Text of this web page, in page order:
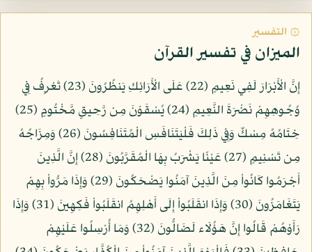
۞ التفسير
الميزان في تفسير القرآن
إِنَّ الْأَبْرَارَ لَفِي نَعِيمٍ (22) عَلَى الْأَرَائِكِ يَنظُرُونَ (23) تَعْرِفُ فِي
وُجُوهِهِمْ نَضْرَةَ النَّعِيمِ (24) يُسْقَوْنَ مِن رَّحِيقٍ مَّخْتُومٍ (25)
خِتَامُهُ مِسْكٌ وَفِي ذَلِكَ فَلْيَتَنَافَسِ الْمُتَنَافِسُونَ (26) وَمِزَاجُهُ
مِن تَسْنِيمٍ (27) عَيْنًا يَشْرَبُ بِهَا الْمُقَرَّبُونَ (28) إِنَّ الَّذِينَ
أَجْرَمُوا كَانُواْ مِنَ الَّذِينَ آمَنُوا يَضْحَكُونَ (29) وَإِذَا مَرُّواْ بِهِمْ
يَتَغَامَزُونَ (30) وَإِذَا انقَلَبُواْ إِلَى أَهْلِهِمُ انقَلَبُواْ فَكِهِينَ (31) وَإِذَا
رَأَوْهُمْ قَالُوا إِنَّ هَؤُلَاء لَضَالُّونَ (32) وَمَا أُرْسِلُوا عَلَيْهِمْ